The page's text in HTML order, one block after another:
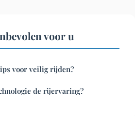
voor u
voor veilig rijden?
de rijervaring?